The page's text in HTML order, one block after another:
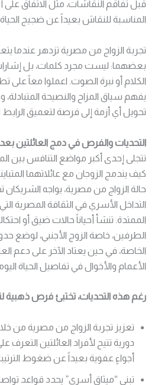
قبل تفاقم النقاشات، مثل الاتفاق
المناسبة للنقاش بعيداً عن ضجيج الحياة
تجربة الزواج من مصرية تزدهر عندما
بعضهما: ليست مجرد كلمات، بل
الكلام أو نبرة الصوت. اعملوا معاً
يفهم سياق المزاح والنصيحة
تحويل أي أزمة إلى فرصة لتعميق
التحديات والفرص في دمج العائلتين بعد
تتجلى إحدى أكبر مواضع التنافس بين
كيف يندمج الزوجان مع عائلاتهما
حالة الزواج من مصرية، يواجه الشريكان
التداخل الأسري في الثقافة المصرية
الممتدة. تنشأ أحياناً حالات ضيق أو
الطرفين، خاصة الزوج الأجنبي، لوضع
الخاصة، في حين يعتاد الآخر على دعم
الأعمام والأخوال في تفاصيل الحياة
رغم هذه التحديات، تختبئ فرص ذهبية
تعزيز تجربة الزواج من مصرية من
دورية تتيح لأفراد العائلتين
أجواءٍ عفوية بعيداً عن ضغوط
تبني “ميثاق أسري” يحدد قواعد